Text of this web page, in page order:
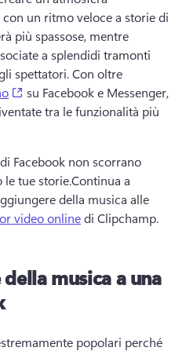
un ritmo veloce a storie di
più spassose, mentre
a splendidi tramonti
spettatori. Con oltre
(opens in a new tab)
su Facebook e Messenger,
tra le funzionalità più
Facebook non scorrano
le tue storie.Continua a
della musica alle
video online di Clipchamp.
musica a una
popolari perché